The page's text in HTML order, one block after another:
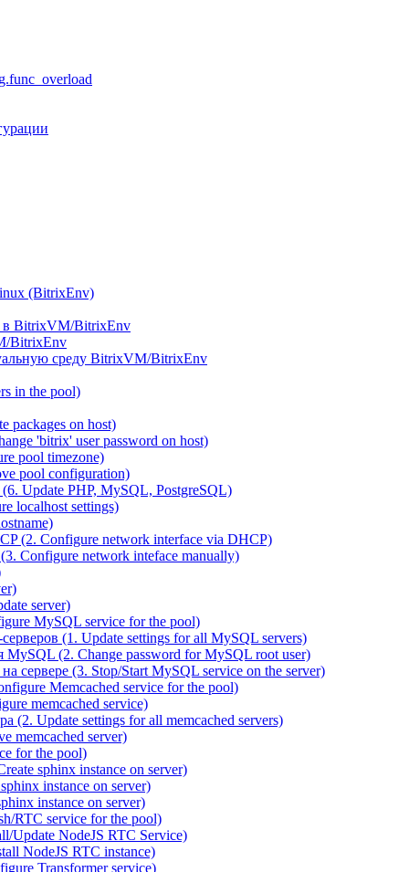
(BitrixEnv)
в BitrixVM/BitrixEnv
BitrixEnv
среду BitrixVM/BitrixEnv
in the pool)
packages on host)
'bitrix' user password on host)
pool timezone)
pool configuration)
Update PHP, MySQL, PostgreSQL)
localhost settings)
(2. Configure network interface via DHCP)
Configure network inteface manually)
server)
MySQL service for the pool)
(1. Update settings for all MySQL servers)
MySQL (2. Change password for MySQL root user)
сервере (3. Stop/Start MySQL service on the server)
Memcached service for the pool)
memcached service)
(2. Update settings for all memcached servers)
memcached server)
for the pool)
sphinx instance on server)
instance on server)
instance on server)
RTC service for the pool)
Update NodeJS RTC Service)
NodeJS RTC instance)
Transformer service)